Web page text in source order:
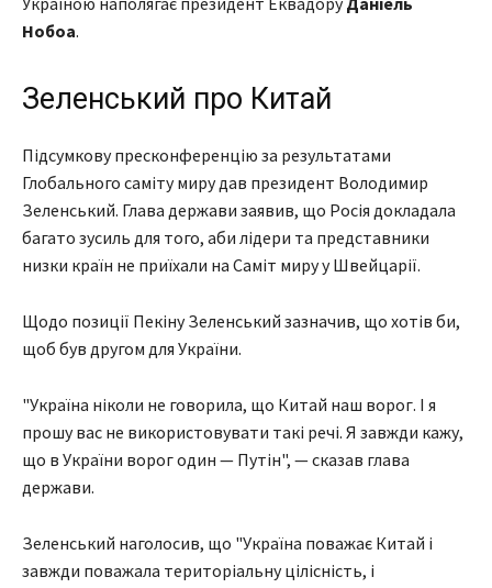
Нобоа.
Зеленський про Китай
Підсумкову пресконференцію за результатами
Глобального саміту миру дав президент Володимир
Зеленський. Глава держави заявив, що Росія докладала
багато зусиль для того, аби лідери та представники
низки країн не приїхали на Саміт миру у Швейцарії.
Щодо позиції Пекіну Зеленський зазначив, що хотів би,
щоб був другом для України.
"Україна ніколи не говорила, що Китай наш ворог. І я
прошу вас не використовувати такі речі. Я завжди кажу,
що в України ворог один — Путін", — сказав глава
держави.
Зеленський наголосив, що "Україна поважає Китай і
завжди поважала територіальну цілісність, і